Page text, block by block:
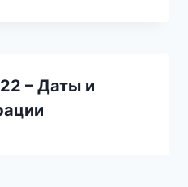
– Даты и